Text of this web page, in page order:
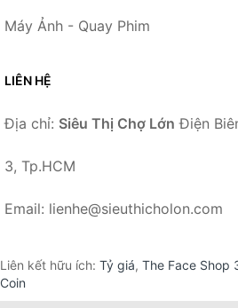
Máy Ảnh - Quay Phim
LIÊN HỆ
Địa chỉ: Siêu Thị Chợ Lớn Điện
3, Tp.HCM
Email: lienhe@sieuthicholon.com
Liên kết hữu ích: Tỷ giá, The Face Shop
Coin